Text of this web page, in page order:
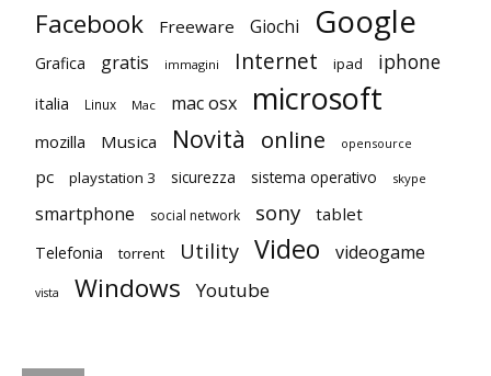
Facebook Freeware Giochi Google
Grafica gratis immagini Internet ipad iphone
italia Linux Mac mac osx microsoft
mozilla Musica Novità online opensource
pc playstation 3 sicurezza sistema operativo skype
smartphone social network sony tablet
Telefonia torrent Utility Video videogame
vista Windows Youtube